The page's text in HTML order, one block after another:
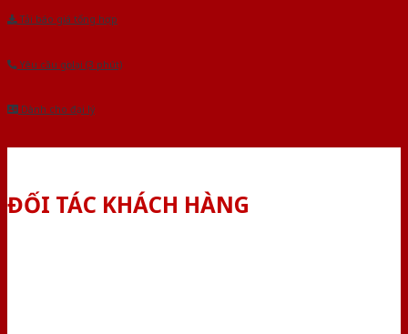
Tải báo giá tổng hợp
Yêu cầu gọi lại (3 phút)
Dành cho đại lý
ĐỐI TÁC KHÁCH HÀNG